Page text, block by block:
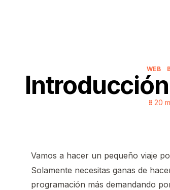
WEB
20
Vamos a hacer un pequeño viaje
Solamente necesitas ganas de
programación más demandando